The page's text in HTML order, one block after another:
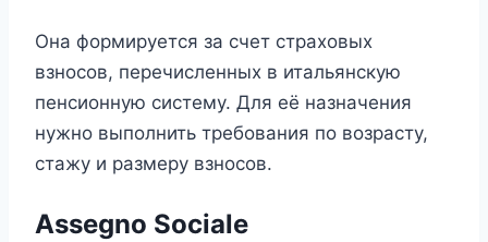
Она формируется за счет страховых
взносов, перечисленных в итальянскую
пенсионную систему. Для её назначения
нужно выполнить требования по возрасту,
стажу и размеру взносов.
Assegno Sociale